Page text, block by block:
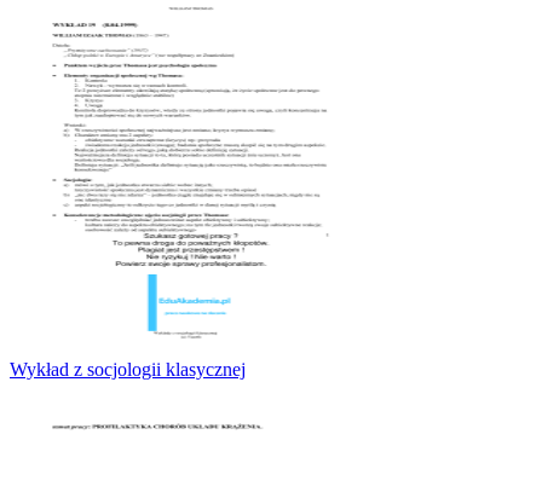
Wykład z socjologii klasycznej